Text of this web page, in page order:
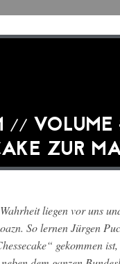
//
ZUR
liegen vor uns
So lernen Jürgen
gekommen